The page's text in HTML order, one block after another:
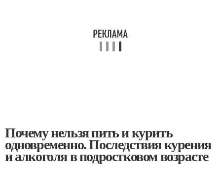
Почему нельзя пить и курить
одновременно. Последствия курения
и алкоголя в подростковом возрасте